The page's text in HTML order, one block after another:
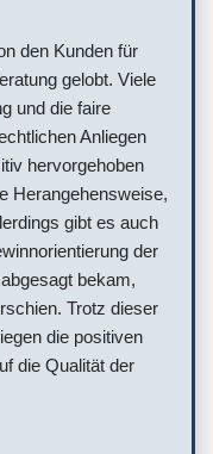
den Kunden für
gelobt. Viele
und die faire
Anliegen
hervorgehoben
Herangehensweise,
gibt es auch
der
bekam,
Trotz dieser
die positiven
die Qualität der